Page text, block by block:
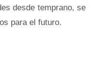
desde temprano, se
para el futuro.